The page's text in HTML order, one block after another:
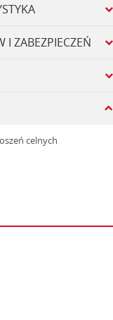
I ZABEZPIECZEŃ
celnych